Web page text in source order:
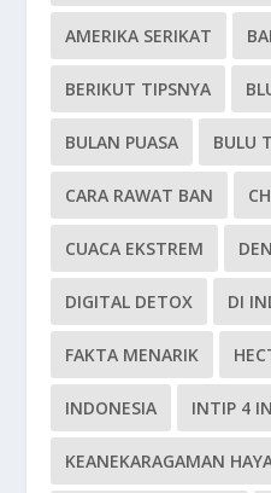
AMERIKA SERIKAT
BERIKUT TIPSNYA
BULAN PUASA BULU
CARA RAWAT BAN
CUACA EKSTREM
DIGITAL DETOX DI
FAKTA MENARIK
INDONESIA INTIP 4
KEANEKARAGAMAN